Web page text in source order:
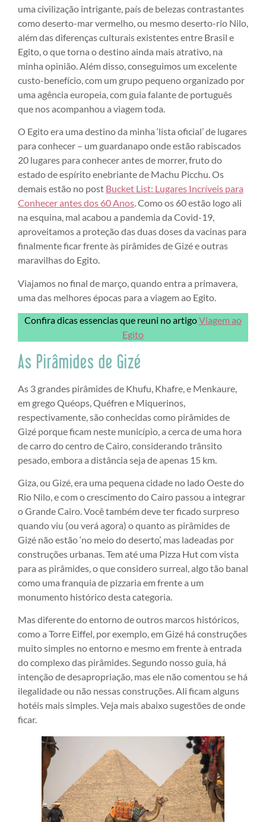
uma civilização intrigante, país de belezas contrastantes
como deserto-mar vermelho, ou mesmo deserto-rio Nilo,
além das diferenças culturais existentes entre Brasil e
Egito, o que torna o destino ainda mais atrativo, na
minha opinião. Além disso, conseguimos um excelente
custo-benefício, com um grupo pequeno organizado por
uma agência europeia, com guia falante de português
que nos acompanhou a viagem toda.
O Egito era uma destino da minha ‘lista oficial’ de lugares
para conhecer – um guardanapo onde estão rabiscados
20 lugares para conhecer antes de morrer, fruto do
estado de espírito enebriante de Machu Picchu. Os
demais estão no post Bucket List: Lugares Incríveis para
Conhecer antes dos 60 Anos. Como os 60 estão logo ali
na esquina, mal acabou a pandemia da Covid-19,
aproveitamos a proteção das duas doses da vacinas para
finalmente ficar frente às pirâmides de Gizé e outras
maravilhas do Egito.
Viajamos no final de março, quando entra a primavera,
uma das melhores épocas para a viagem ao Egito.
Confira dicas essencias que reuni no artigoViagem ao
Egito
As Pirâmides de Gizé
As 3 grandes pirâmides de Khufu, Khafre, e Menkaure,
em grego Quéops, Quéfren e Miquerinos,
respectivamente, são conhecidas como pirâmides de
Gizé porque ficam neste município, a cerca de uma hora
de carro do centro de Cairo, considerando trânsito
pesado, embora a distância seja de apenas 15 km.
Giza, ou Gizé, era uma pequena cidade no lado Oeste do
Rio Nilo, e com o crescimento do Cairo passou a integrar
o Grande Cairo. Você também deve ter ficado surpreso
quando viu (ou verá agora) o quanto as pirâmides de
Gizé não estão ‘no meio do deserto’, mas ladeadas por
construções urbanas. Tem até uma Pizza Hut com vista
para as pirâmides, o que considero surreal, algo tão banal
como uma franquia de pizzaria em frente a um
monumento histórico desta categoria.
Mas diferente do entorno de outros marcos históricos,
como a Torre Eiffel, por exemplo, em Gizé há construções
muito simples no entorno e mesmo em frente à entrada
do complexo das pirâmides. Segundo nosso guia, há
intenção de desapropriação, mas ele não comentou se há
ilegalidade ou não nessas construções. Ali ficam alguns
hotéis mais simples. Veja mais abaixo sugestões de onde
ficar.